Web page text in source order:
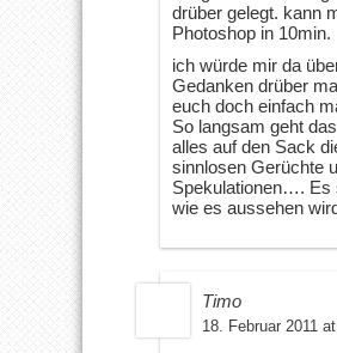
drüber gelegt. kann
Photoshop in 10min.
ich würde mir da
Gedanken drüber
euch doch einfach
So langsam geht
alles auf den Sack
sinnlosen Gerüchte
Spekulationen…. Es
wie es aussehen
Timo
18. Februar 2011